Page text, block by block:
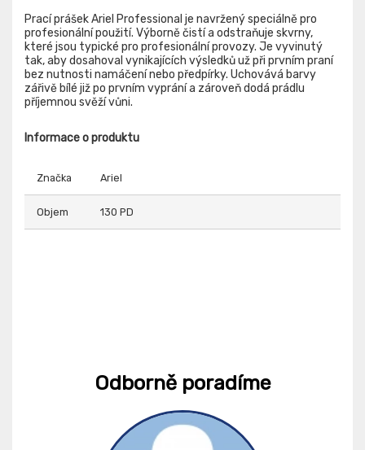
Prací prášek Ariel Professional je navržený speciálně pro
profesionální použití. Výborně čistí a odstraňuje skvrny,
které jsou typické pro profesionální provozy. Je vyvinutý
tak, aby dosahoval vynikajících výsledků už při prvním praní
bez nutnosti namáčení nebo předpírky. Uchovává barvy
zářivě bílé již po prvním vyprání a zároveň dodá prádlu
příjemnou svěží vůni.
Informace o produktu
Značka Ariel
Objem 130 PD
Odborně poradíme